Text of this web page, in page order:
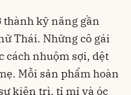
thành kỹ năng gần
Thái. Những cô gái
cách nhuộm sợi, dệt
Mỗi sản phẩm hoàn
kiên trì, tỉ mỉ và óc